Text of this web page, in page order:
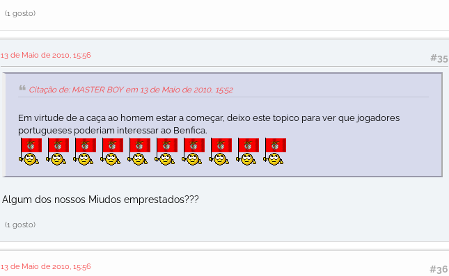
(1 gosto)
#35
13 de Maio de 2010, 15:56
Citação de: MASTER BOY em 13 de Maio de 2010, 15:52
Em virtude de a caça ao homem estar a começar, deixo este topico para ver que jogadores
portugueses poderiam interessar ao Benfica.
Algum dos nossos Miudos emprestados???
(1 gosto)
#36
13 de Maio de 2010, 15:56